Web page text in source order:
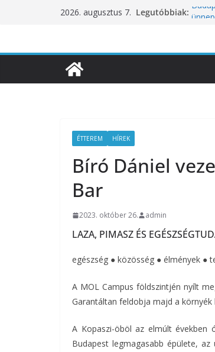
2026. augusztus 7. Legutóbbiak:
ÉTTEREM HÍREK
Bíró Dániel
Bar
2023. október 26. admin
LAZA, PIMASZ ÉS
egészség ● közösség ● élmények ●
A MOL Campus földszintjén nyílt
Garantáltan feldobja majd a
A Kopaszi-öböl az elmúlt években
Budapest legmagasabb épülete,